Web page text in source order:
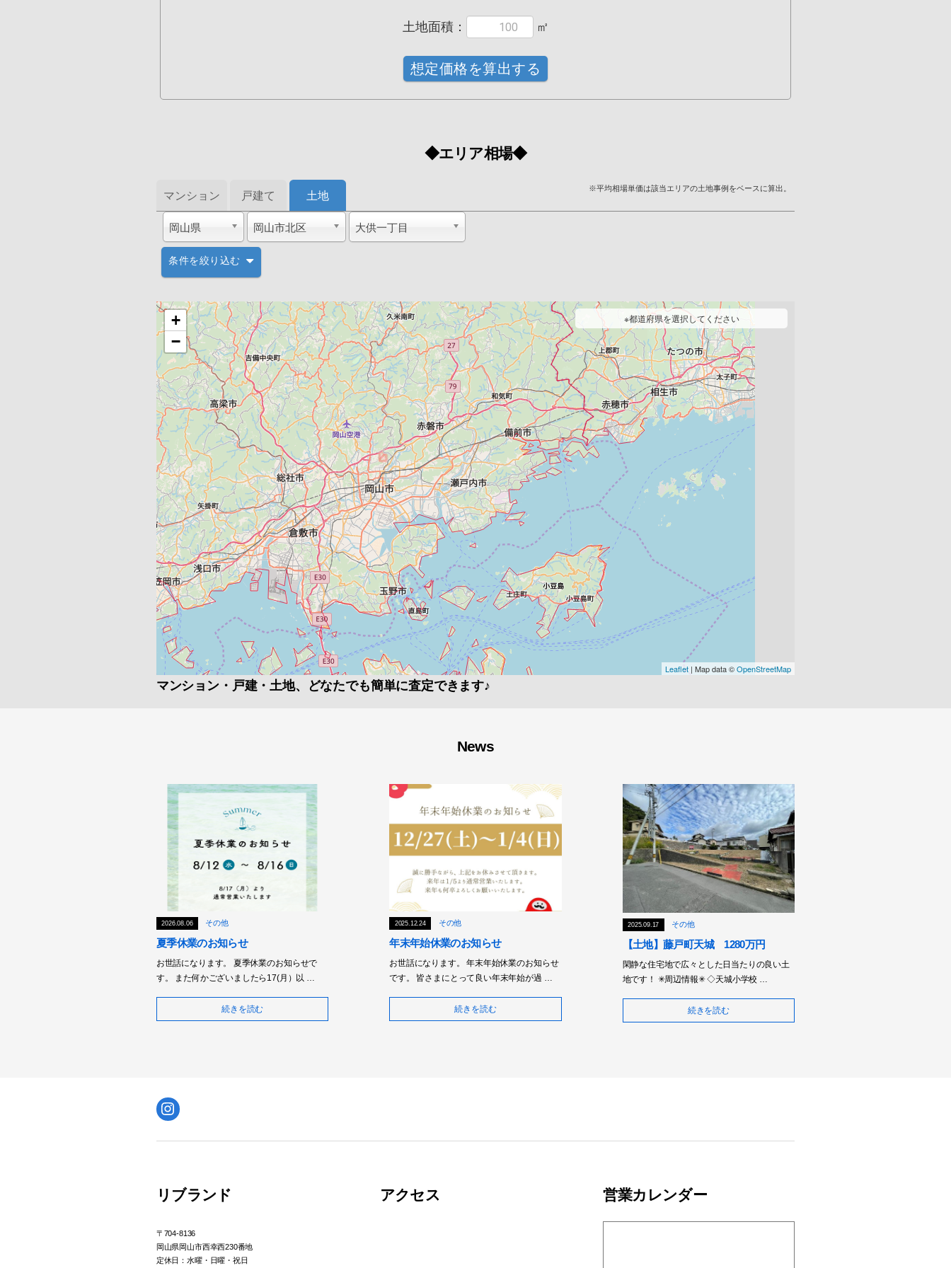
◆エリア相場◆
マンション・戸建・土地、どなたでも簡単に査定できます♪
News
2026.08.06 その他
夏季休業のお知らせ
お世話になります。 夏季休業のお知らせで
す。 また何かございましたら17(月）以 …
続きを読む
2025.12.24 その他
年末年始休業のお知らせ
お世話になります。 年末年始休業のお知らせ
です。 皆さまにとって良い年末年始が過 …
続きを読む
2025.09.17 その他
【土地】藤戸町天城 1280万円
閑静な住宅地で広々とした日当たりの良い土
地です！ ✳︎周辺情報✳︎ ◇天城小学校 …
続きを読む
Instagram
リブランド
〒704-8136
岡山県岡山市西幸西230番地
定休日：水曜・日曜・祝日
アクセス 営業カレンダー